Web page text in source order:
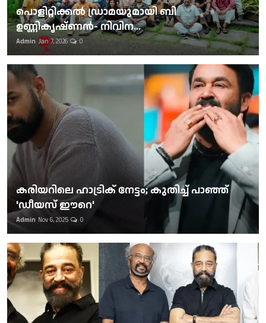
പൊളിറ്റിക്കല്‍ ഡ്രാമയുമായി ബി
ഉണ്ണികൃഷ്ണന്‍- നിവിന...
Admin Jan 7, 2026 0
കരിയറിലെ ഹാട്രിക് നേട്ടം; കുതിച്ച് പാഞ്ഞ്
'ഡീയസ് ഈറെ'
Admin Nov 6, 2025 0